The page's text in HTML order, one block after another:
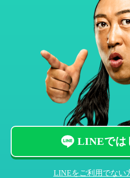
LINEでは
LINEをご利用でない